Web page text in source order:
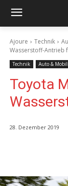
Ajoure Technik
Wasserstoff-Antrieb
Technik Auto &
Toyota
28. Dezember 2019